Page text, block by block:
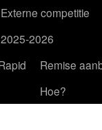
Externe competitie
2025-2026
Remise
Hoe?